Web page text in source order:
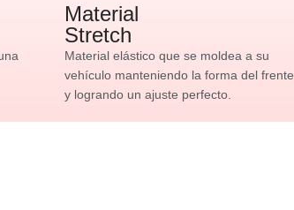
Material
Stretch
Material elástico que se moldea a su
vehículo manteniendo la forma del frente
y logrando un ajuste perfecto.